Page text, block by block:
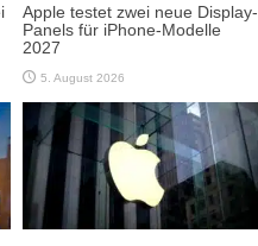
Apple testet zwei neue Display-
Panels für iPhone-Modelle
2027
5. August 2026